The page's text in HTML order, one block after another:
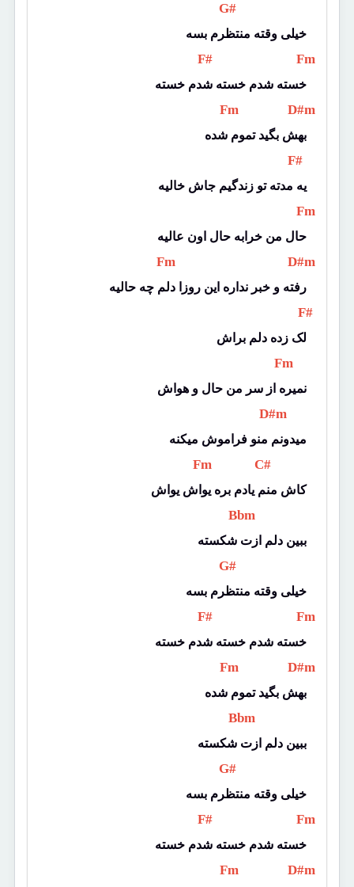
G#
خیلی وقته منتظرم بسه
F# Fm
خسته شدم خسته شدم خسته
Fm D#m
بهش بگید تموم شده
F#
یه مدته تو زندگیم جاش خالیه
Fm
حال من خرابه حال اون عالیه
Fm D#m
رفته و خبر نداره این روزا دلم چه حالیه
F#
لک زده دلم براش
Fm
نمیره از سر من حال و هواش
D#m
میدونم منو فراموش میکنه
Fm C#
کاش منم یادم بره یواش یواش
Bbm
ببین دلم ازت شکسته
G#
خیلی وقته منتظرم بسه
F# Fm
خسته شدم خسته شدم خسته
Fm D#m
بهش بگید تموم شده
Bbm
ببین دلم ازت شکسته
G#
خیلی وقته منتظرم بسه
F# Fm
خسته شدم خسته شدم خسته
Fm D#m